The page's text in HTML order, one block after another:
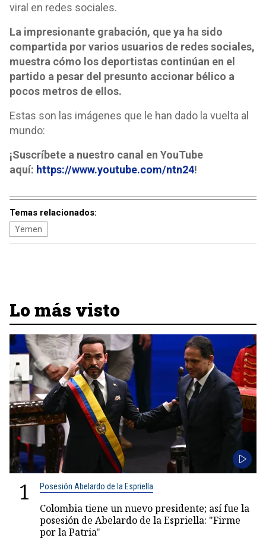
viral en redes sociales.
La impresionante grabación, que ya ha sido
compartida por varios usuarios de redes sociales,
muestra cómo los deportistas continúan en el
partido a pesar del presunto accionar bélico a
pocos metros de ellos.
Estas son las imágenes que le han dado la vuelta al
mundo:
¡Suscríbete a nuestro canal en YouTube
aquí: https://www.youtube.com/ntn24!
Temas relacionados:
Yemen
Lo más visto
1 Posesión Abelardo de la Espriella
Colombia tiene un nuevo presidente; así fue la
posesión de Abelardo de la Espriella: "Firme
por la Patria"